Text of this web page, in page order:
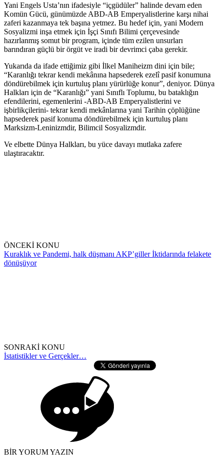
Yani Engels Usta’nın ifadesiyle “içgüdüler” halinde devam eden
Komün Gücü, günümüzde ABD-AB Emperyalistlerine karşı nihai
zaferi kazanmaya tek başına yetmez. Bu hedef için, yani Modern
Sosyalizmi inşa etmek için İşçi Sınıfı Bilimi çerçevesinde
hazırlanmış somut bir program, içinde tüm ezilen unsurları
barındıran güçlü bir örgüt ve iradi bir devrimci çaba gerekir.
Yukarıda da ifade ettiğimiz gibi İlkel Maniheizm dini için bile;
“Karanlığı tekrar kendi mekânına hapsederek ezelî pasif konumuna
döndürebilmek için kurtuluş planı yürürlüğe konur”, deniyor. Dünya
Halkları için de “Karanlığı” yani Sınıflı Toplumu, bu bataklığın
efendilerini, egemenlerini -ABD-AB Emperyalistlerini ve
işbirlikçilerini- tekrar kendi mekânlarına yani Tarihin çöplüğüne
hapsederek pasif konuma döndürebilmek için kurtuluş planı
Marksizm-Leninizmdir, Bilimcil Sosyalizmdir.
Ve elbette Dünya Halkları, bu yüce davayı mutlaka zafere
ulaştıracaktır.
ÖNCEKİ KONU
Kuraklık ve Pandemi, halk düşmanı AKP’giller İktidarında felakete
dönüşüyor
SONRAKİ KONU
İstatistikler ve Gerçekler…
BİR YORUM YAZIN